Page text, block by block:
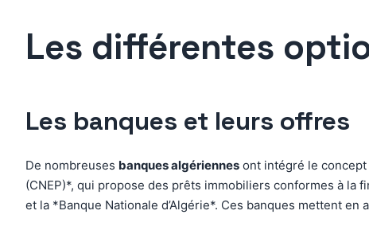
Les différentes
Les banques et leurs offres
De nombreuses banques algériennes ont intégré le concept
(CNEP)*, qui propose des prêts immobiliers conformes à
et la *Banque Nationale d’Algérie*. Ces banques mettent